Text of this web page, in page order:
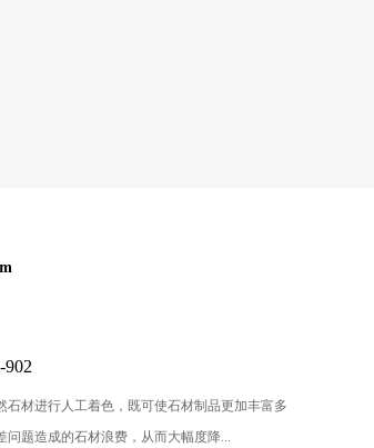
石材进行人工着色，既可使石材制品更加丰富多
问题造成的石材浪费，从而大幅度降...